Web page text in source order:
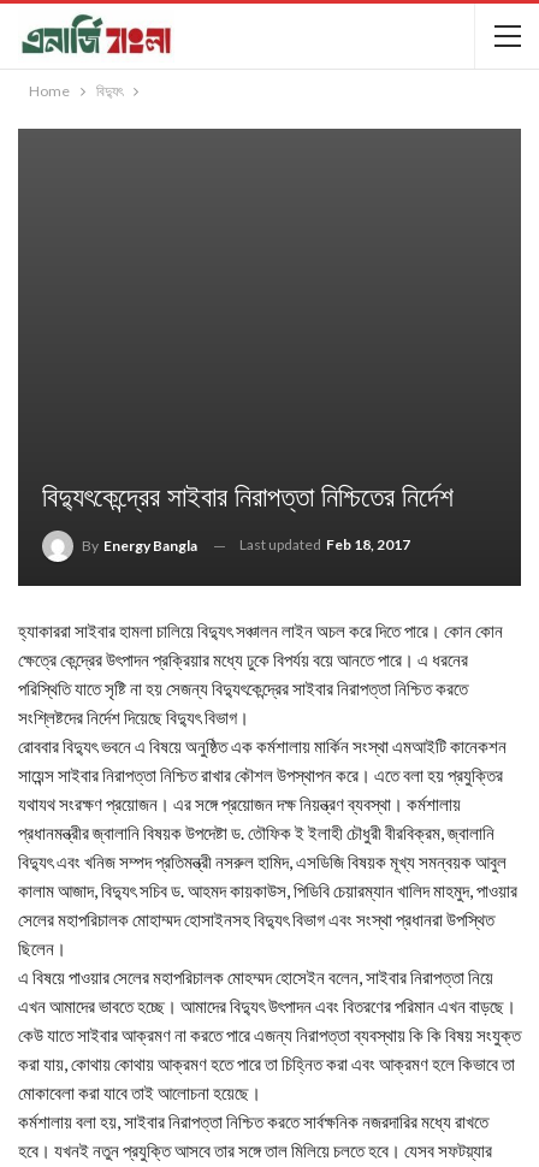
Home বিদ্যুৎ
বিদ্যুৎকেন্দ্রের সাইবার নিরাপত্তা নিশ্চিতের নির্দেশ
By Energy Bangla Last updated Feb 18, 2017
হ্যাকাররা সাইবার হামলা চালিয়ে বিদ্যুৎ সঞ্চালন লাইন অচল করে দিতে পারে। কোন কোন
ক্ষেত্রে কেন্দ্রের উৎপাদন প্রক্রিয়ার মধ্যে ঢুকে বিপর্যয় বয়ে আনতে পারে। এ ধরনের
পরিস্থিতি যাতে সৃষ্টি না হয় সেজন্য বিদ্যুৎকেন্দ্রের সাইবার নিরাপত্তা নিশ্চিত করতে
সংশ্লিষ্টদের নির্দেশ দিয়েছে বিদ্যুৎ বিভাগ।
রোববার বিদ্যুৎ ভবনে এ বিষয়ে অনুষ্ঠিত এক কর্মশালায় মার্কিন সংস্থা এমআইটি কানেকশন
সায়েন্স সাইবার নিরাপত্তা নিশ্চিত রাখার কৌশল উপস্থাপন করে। এতে বলা হয় প্রযুক্তির
যথাযথ সংরক্ষণ প্রয়োজন। এর সঙ্গে প্রয়োজন দক্ষ নিয়ন্ত্রণ ব্যবস্থা। কর্মশালায়
প্রধানমন্ত্রীর জ্বালানি বিষয়ক উপদেষ্টা ড. তৌফিক ই ইলাহী চৌধুরী বীরবিক্রম, জ্বালানি
বিদ্যুৎ এবং খনিজ সম্পদ প্রতিমন্ত্রী নসরুল হামিদ, এসডিজি বিষয়ক মূখ্য সমন্বয়ক আবুল
কালাম আজাদ, বিদ্যুৎ সচিব ড. আহমদ কায়কাউস, পিডিবি চেয়ারম্যান খালিদ মাহমুদ, পাওয়ার
সেলের মহাপরিচালক মোহাম্মদ হোসাইনসহ বিদ্যুৎ বিভাগ এবং সংস্থা প্রধানরা উপস্থিত
ছিলেন।
এ বিষয়ে পাওয়ার সেলের মহাপরিচালক মোহম্মদ হোসেইন বলেন, সাইবার নিরাপত্তা নিয়ে
এখন আমাদের ভাবতে হচ্ছে। আমাদের বিদ্যুৎ উৎপাদন এবং বিতরণের পরিমান এখন বাড়ছে।
কেউ যাতে সাইবার আক্রমণ না করতে পারে এজন্য নিরাপত্তা ব্যবস্থায় কি কি বিষয় সংযুক্ত
করা যায়, কোথায় কোথায় আক্রমণ হতে পারে তা চিহ্নিত করা এবং আক্রমণ হলে কিভাবে তা
মোকাবেলা করা যাবে তাই আলোচনা হয়েছে।
কর্মশালায় বলা হয়, সাইবার নিরাপত্তা নিশ্চিত করতে সার্বক্ষনিক নজরদারির মধ্যে রাখতে
হবে। যখনই নতুন প্রযুক্তি আসবে তার সঙ্গে তাল মিলিয়ে চলতে হবে। যেসব সফটয়্যার